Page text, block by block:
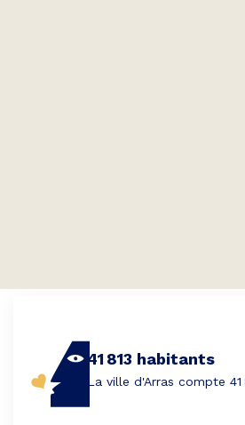
41 813 habitants
La ville d'Arras compte